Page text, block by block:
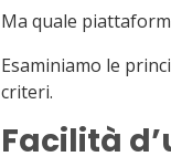
Ma quale
Esaminiamo le
criteri.
Facilità